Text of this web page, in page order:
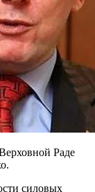
Раде
силовых